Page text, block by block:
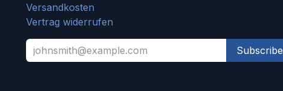
Versandkosten
Vertrag widerrufen
Subscribe